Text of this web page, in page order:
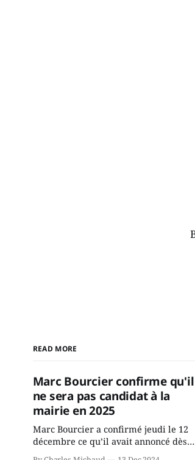
READ MORE
Marc Bourcier confirme qu'il
ne sera pas candidat à la
mairie en 2025
Marc Bourcier a confirmé jeudi le 12
décembre ce qu’il avait annoncé dès
2021: il ne sollicitera pas de deuxième